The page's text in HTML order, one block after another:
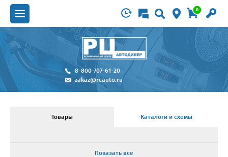
0
8-800-707-61-20
zakaz@rcauto.ru
Товары Каталоги и схемы
Показать все